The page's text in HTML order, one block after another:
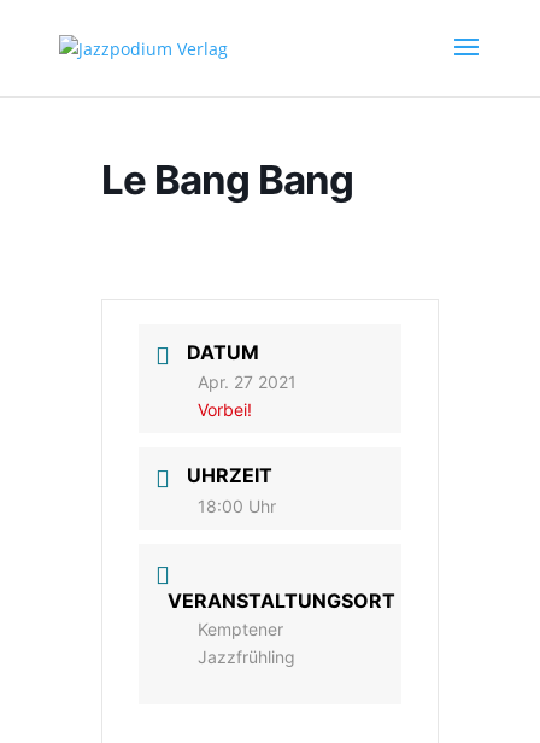
Le Bang Bang
DATUM
Apr. 27 2021
Vorbei!
UHRZEIT
18:00 Uhr
VERANSTALTUNGSORT
Kemptener
Jazzfrühling